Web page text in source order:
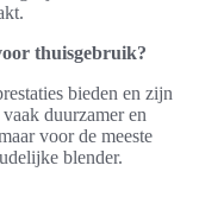
thuisgebruik?
bieden en zijn
duurzamer en
voor de meeste
blender.